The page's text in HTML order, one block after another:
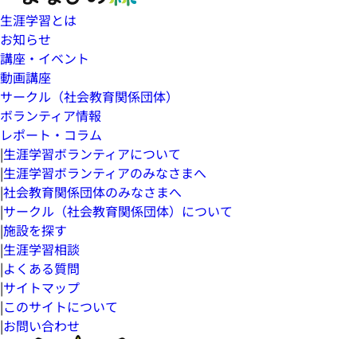
生涯学習とは
お知らせ
講座・イベント
動画講座
サークル（社会教育関係団体）
ボランティア情報
レポート・コラム
|生涯学習ボランティアについて
|生涯学習ボランティアのみなさまへ
|社会教育関係団体のみなさまへ
|サークル（社会教育関係団体）について
|施設を探す
|生涯学習相談
|よくある質問
|サイトマップ
|このサイトについて
|お問い合わせ